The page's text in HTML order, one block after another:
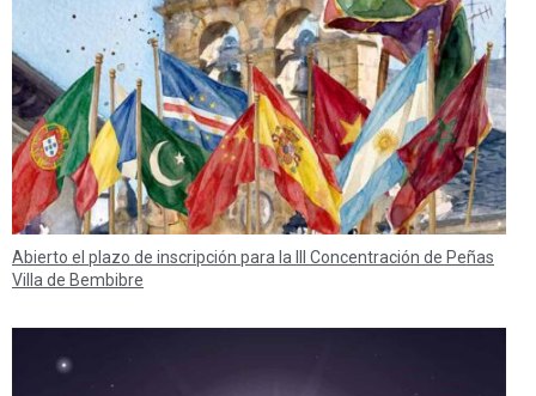
Abierto el plazo de inscripción para la III Concentración de Peñas
Villa de Bembibre